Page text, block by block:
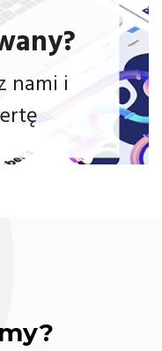
nami i